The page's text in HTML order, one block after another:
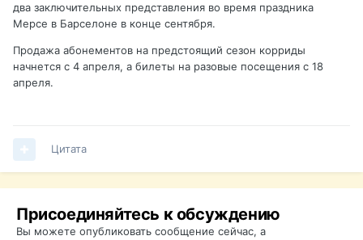
два заключительных представления во время праздника
Мерсе в Барселоне в конце сентября.
Продажа абонементов на предстоящий сезон корриды
начнется с 4 апреля, а билеты на разовые посещения с 18
апреля.
Цитата
Присоединяйтесь к обсуждению
Вы можете опубликовать сообщение сейчас, а